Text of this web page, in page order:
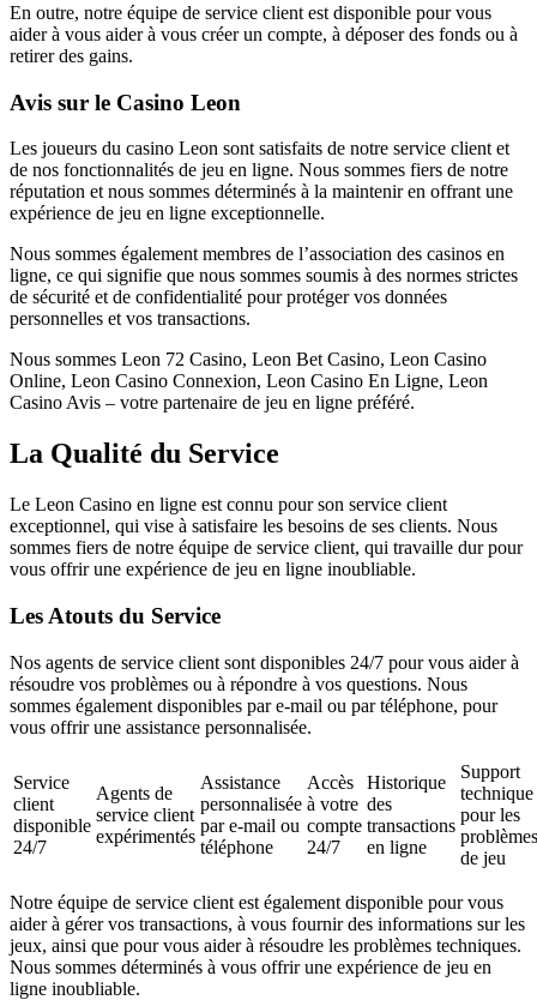
En outre, notre équipe de service client est disponible pour vous
aider à vous aider à vous créer un compte, à déposer des fonds ou à
retirer des gains.
Avis sur le Casino Leon
Les joueurs du casino Leon sont satisfaits de notre service client et
de nos fonctionnalités de jeu en ligne. Nous sommes fiers de notre
réputation et nous sommes déterminés à la maintenir en offrant une
expérience de jeu en ligne exceptionnelle.
Nous sommes également membres de l’association des casinos en
ligne, ce qui signifie que nous sommes soumis à des normes strictes
de sécurité et de confidentialité pour protéger vos données
personnelles et vos transactions.
Nous sommes Leon 72 Casino, Leon Bet Casino, Leon Casino
Online, Leon Casino Connexion, Leon Casino En Ligne, Leon
Casino Avis – votre partenaire de jeu en ligne préféré.
La Qualité du Service
Le Leon Casino en ligne est connu pour son service client
exceptionnel, qui vise à satisfaire les besoins de ses clients. Nous
sommes fiers de notre équipe de service client, qui travaille dur pour
vous offrir une expérience de jeu en ligne inoubliable.
Les Atouts du Service
Nos agents de service client sont disponibles 24/7 pour vous aider à
résoudre vos problèmes ou à répondre à vos questions. Nous
sommes également disponibles par e-mail ou par téléphone, pour
vous offrir une assistance personnalisée.
Service
client
disponible
24/7
Agents de
service client
expérimentés
Assistance
personnalisée
par e-mail ou
téléphone
Accès
à votre
compte
24/7
Historique
des
transactions
en ligne
Support
technique
pour les
problèmes
de jeu
Notre équipe de service client est également disponible pour vous
aider à gérer vos transactions, à vous fournir des informations sur les
jeux, ainsi que pour vous aider à résoudre les problèmes techniques.
Nous sommes déterminés à vous offrir une expérience de jeu en
ligne inoubliable.